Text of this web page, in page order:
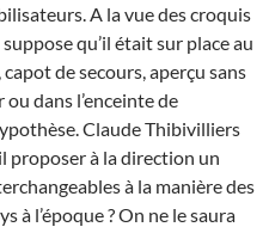
A la vue des croquis
qu’il était sur place au
de secours, aperçu sans
dans l’enceinte de
Claude Thibivilliers
proposer à la direction un
à la manière des
à l’époque ? On ne le saura